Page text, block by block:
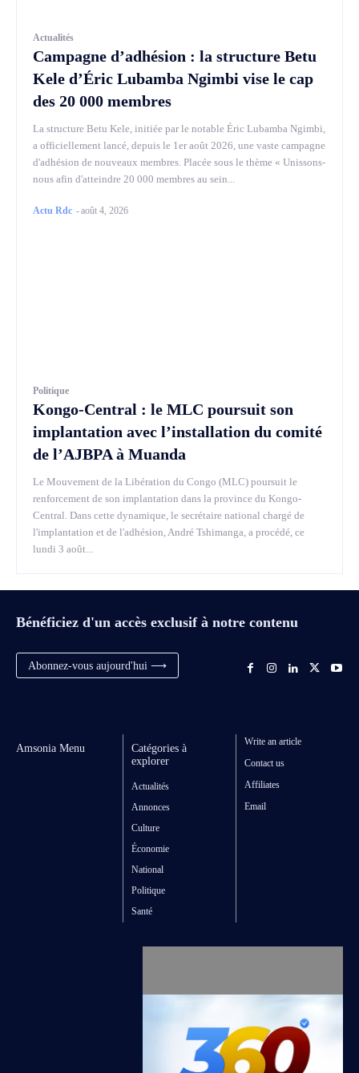
Actualités
Campagne d’adhésion : la structure Betu
Kele d’Éric Lubamba Ngimbi vise le cap
des 20 000 membres
La structure Betu Kele, initiée par le notable Éric Lubamba Ngimbi,
a officiellement lancé, depuis le 1er août 2026, une vaste campagne
d'adhésion de nouveaux membres. Placée sous le thème « Unissons-
nous afin d'atteindre 20 000 membres au sein...
Actu Rdc -août 4, 2026
Politique
Kongo-Central : le MLC poursuit son
implantation avec l’installation du comité
de l’AJBPA à Muanda
Le Mouvement de la Libération du Congo (MLC) poursuit le
renforcement de son implantation dans la province du Kongo-
Central. Dans cette dynamique, le secrétaire national chargé de
l'implantation et de l'adhésion, André Tshimanga, a procédé, ce
lundi 3 août...
Bénéficiez d'un accès exclusif à notre contenu
Abonnez-vous aujourd'hui ⟶
Amsonia Menu
Catégories à
explorer
Actualités
Annonces
Culture
Économie
National
Politique
Santé
Write an article
Contact us
Affiliates
Email